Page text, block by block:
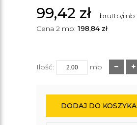
99,42 zł
brutto/mb
Cena 2 mb: 198,84 zł
Ilość: mb
DODAJ DO KOSZYKA